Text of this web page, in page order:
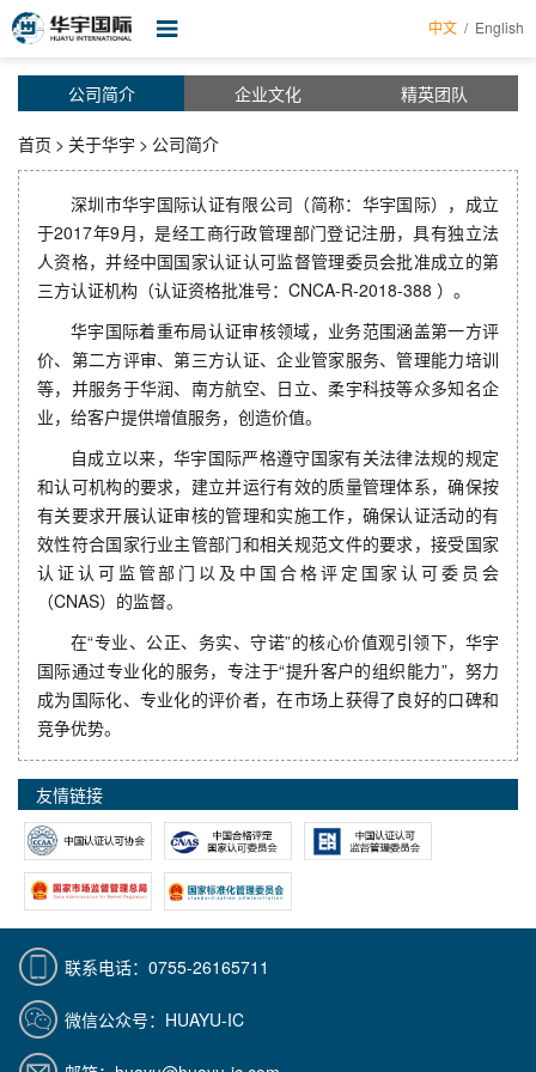
中文 / English
首页
新闻资讯
证书查询
培训课程
企业帮手
表格下载
认证申请
公司简介 企业文化 精英团队
首页 > 关于华宇 > 公司简介
深圳市华宇国际认证有限公司（简称：华宇国际），成立
于2017年9月，是经工商行政管理部门登记注册，具有独立法
人资格，并经中国国家认证认可监督管理委员会批准成立的第
三方认证机构（认证资格批准号：CNCA-R-2018-388 ）。
华宇国际着重布局认证审核领域，业务范围涵盖第一方评
价、第二方评审、第三方认证、企业管家服务、管理能力培训
等，并服务于华润、南方航空、日立、柔宇科技等众多知名企
业，给客户提供增值服务，创造价值。
自成立以来，华宇国际严格遵守国家有关法律法规的规定
和认可机构的要求，建立并运行有效的质量管理体系，确保按
有关要求开展认证审核的管理和实施工作，确保认证活动的有
效性符合国家行业主管部门和相关规范文件的要求，接受国家
认证认可监管部门以及中国合格评定国家认可委员会
（CNAS）的监督。
在“专业、公正、务实、守诺”的核心价值观引领下，华宇
国际通过专业化的服务，专注于“提升客户的组织能力”，努力
成为国际化、专业化的评价者，在市场上获得了良好的口碑和
竞争优势。
友情链接
联系电话：0755-26165711
微信公众号：HUAYU-IC